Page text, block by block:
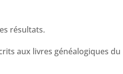
résultats.
aux livres généalogiques du